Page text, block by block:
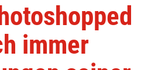
immer